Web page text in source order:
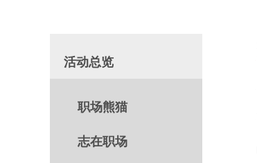
活动总览
职场熊猫
志在职场